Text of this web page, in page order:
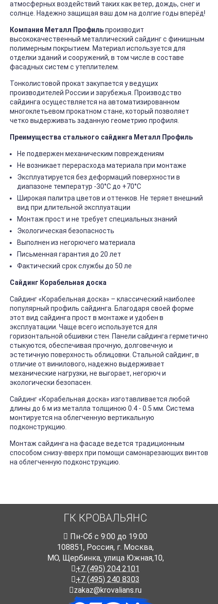
атмосферных воздействий таких как ветер, дождь, снег и
солнце. Надежно защищая ваш дом на долгие годы вперёд!
Компания Металл Профильпроизводит
высококачественный металлический сайдинг с финишным
полимерным покрытием. Материал используется для
отделки зданий и сооружений, в том числе в составе
фасадных систем с утеплителем.
Тонколистовой прокат закупается у ведущих
производителей России и зарубежья. Производство
сайдинга осуществляется на автоматизированном
многоклетьевом прокатном стане, который позволяет
четко выдерживать заданную геометрию профиля.
Преимущества стального сайдинга Металл Профиль
Не подвержен механическим повреждениям
Не возникает перерасхода материала при монтаже
Эксплуатируется без деформаций поверхности в
диапазоне температур -30°C до +70°C
Широкая палитра цветов и оттенков. Не теряет внешний
вид при длительной эксплуатации
Монтаж прост и не требует специальных знаний
Экологическая безопасность
Выполнен из негорючего материала
Письменная гарантия до 20 лет
Фактический срок службы до 50 ле
Сайдинг Корабельная доска
Сайдинг «Корабельная доска» – классический наиболее
популярный профиль сайдинга. Благодаря своей форме
этот вид сайдинга прост в монтаже и удобен в
эксплуатации. Чаще всего используется для
горизонтальной обшивки стен. Панели сайдинга герметично
стыкуются, обеспечивая прочную, долговечную и
эстетичную поверхность облицовки. Стальной сайдинг, в
отличие от винилового, надежно выдерживает
механические нагрузки, не выгорает, негорюч и
экологически безопасен.
Сайдинг «Корабельная доска» изготавливается любой
длины до 6 м из металла толщиною 0.4 - 0.5 мм. Система
монтируется на облегченную вертикальную
подконструкцию.
Монтаж сайдинга на фасаде ведется традиционным
способом снизу-вверх при помощи самонарезающих винтов
на облегченную подконструкцию.
ГК КРОВАЛЬЯНС
Пн-Cб с 9:00 до 19:00
108851, Россия, г. Москва,
МО, Щербинка, улица Южная,10,
+7 (495) 204 2101
+7 (495) 240 8303
zakaz@krovalians.ru